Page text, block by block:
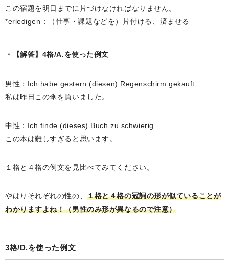
この宿題を明日までに片づけなければなりません。
*erledigen：（仕事・課題などを）片付ける、済ませる
【解答】4格/A.を使った例文
男性：Ich habe gestern (diesen) Regenschirm gekauft.
私は昨日この傘を買いました。
中性：Ich finde (dieses) Buch zu schwierig.
この本は難しすぎると思います。
１格と４格の例文を見比べてみてください。
やはりそれぞれの性の、１格と４格の冠詞の形が似ていることが
わかりますよね！（男性のみ形が異なるので注意）
3格/D.を使った例文